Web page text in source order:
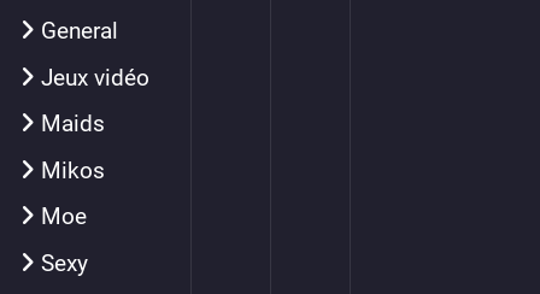
General
Jeux vidéo
Maids
Mikos
Moe
Sexy